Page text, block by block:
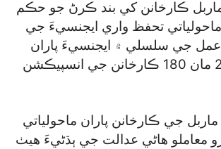
وارن 45 ماربل ڪارخانن کي بند ڪرڻ جو حڪم
تحفظ واري ايجنسيءَ جي
عمل جي سلسلي ۾ ايجنسيءَ پاران
بونير ۾ واقع 256 مان 180 ڪارخانن جي انسپيڪشن
جي ڪارخانن پاران ماحولياتي
معاملو هاڻي عدالت جي ٻڌڻيءَ هيٺ